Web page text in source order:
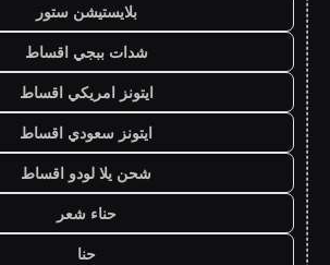
بلايستيشن ستور
شدات ببجي اقساط
ايتونز امريكي اقساط
ايتونز سعودي اقساط
شحن يلا لودو اقساط
حناء شعر
حنا